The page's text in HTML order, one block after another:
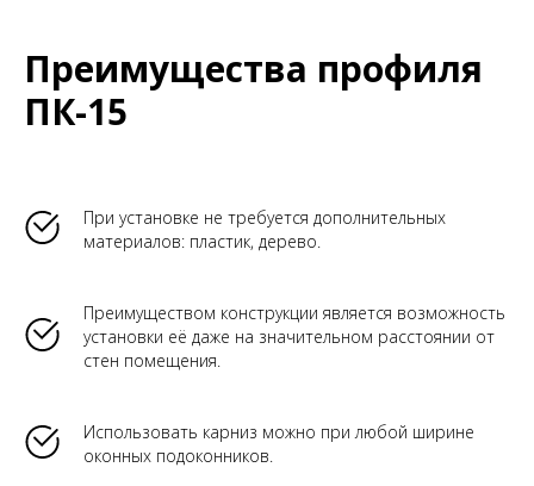
Преимущества профиля
ПК-15
При установке не требуется дополнительных
материалов: пластик, дерево.
Преимуществом конструкции является возможность
установки её даже на значительном расстоянии от
стен помещения.
Использовать карниз можно при любой ширине
оконных подоконников.